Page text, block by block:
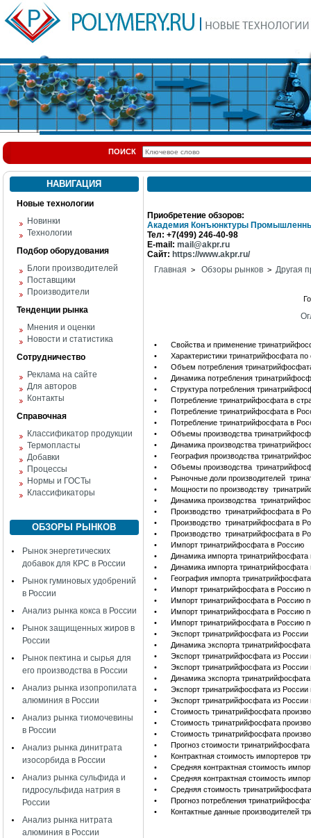
ПОИСК
НАВИГАЦИЯ
Новые технологии
Новинки
Технологии
Подбор оборудования
Блоги производителей
Поставщики
Производители
Тенденции рынка
Мнения и оценки
Новости и статистика
Сотрудничество
Реклама на сайте
Для авторов
Контакты
Справочная
Классификатор продукции
Термопласты
Добавки
Процессы
Нормы и ГОСТы
Классификаторы
ОБЗОРЫ РЫНКОВ
Рынок энергетических
добавок для КРС в России
Рынок гуминовых удобрений
в России
Анализ рынка кокса в России
Рынок защищенных жиров в
России
Рынок пектина и сырья для
его производства в России
Анализ рынка изопропилата
алюминия в России
Анализ рынка тиомочевины
в России
Анализ рынка динитрата
изосорбида в России
Анализ рынка сульфида и
гидросульфида натрия в
России
Анализ рынка нитрата
алюминия в России
Приобретение обзоров:
Академия Конъюнктуры
Тел: +7(499) 246-40-98
E-mail: mail@akpr.ru
Сайт: https://www.akpr.ru/
Главная > Обзоры рынков > Другая
•
Свойства и применение
•
Характеристики тринатрийфосфата
•
Объем потребления
•
Динамика потребления
•
Структура потребления
•
Потребление тринатрийфосфата в
•
Потребление тринатрийфосфата в
•
Потребление тринатрийфосфата в
•
Объемы производства
•
Динамика производства
•
География производства
•
Объемы производства
•
Рыночные доли производителей
•
Мощности по производству
•
Динамика производства
•
Производство тринатрийфосфата в
•
Производство тринатрийфосфата в
•
Производство тринатрийфосфата в
•
Импорт тринатрийфосфата в Россию
•
Динамика импорта
•
Динамика импорта
•
География импорта
•
Импорт тринатрийфосфата в Россию
•
Импорт тринатрийфосфата в Россию
•
Импорт тринатрийфосфата в Россию
•
Импорт тринатрийфосфата в Россию
•
Экспорт тринатрийфосфата из России
•
Динамика экспорта
•
Экспорт тринатрийфосфата из России
•
Экспорт тринатрийфосфата из России
•
Динамика экспорта
•
Экспорт тринатрийфосфата из
•
Экспорт тринатрийфосфата из
•
Стоимость тринатрийфосфата
•
Стоимость тринатрийфосфата
•
Стоимость тринатрийфосфата
•
Прогноз стоимости
•
Контрактная стоимость импортеров
•
Средняя контрактная стоимость
•
Средняя контрактная стоимость
•
Средняя стоимость
•
Прогноз потребления
•
Контактные данные производителей